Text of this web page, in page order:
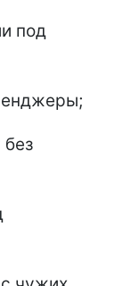
под